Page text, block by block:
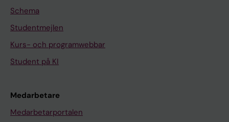
Schema
Studentmejlen
Kurs- och programwebbar
Student på KI
Medarbetare
Medarbetarportalen